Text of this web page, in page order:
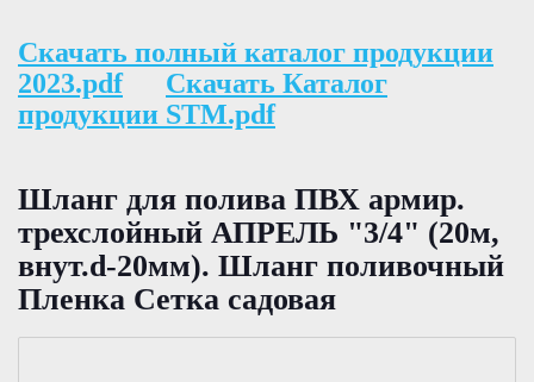
Скачать полный каталог продукции
2023.pdf
Скачать Каталог
продукции STM.pdf
Шланг для полива ПВХ армир.
трехслойный АПРЕЛЬ "3/4" (20м,
внут.d-20мм). Шланг поливочный
Пленка Сетка садовая